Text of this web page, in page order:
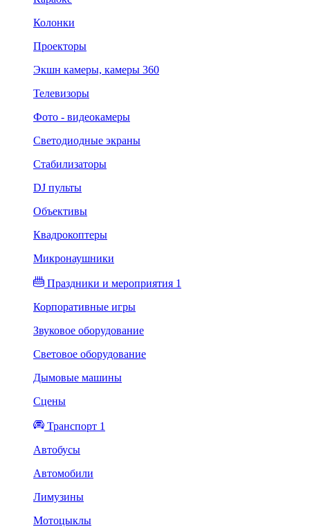
Колонки
Проекторы
Экшн камеры, камеры 360
Телевизоры
Фото - видеокамеры
Светодиодные экраны
Стабилизаторы
DJ пульты
Объективы
Квадрокоптеры
Микронаушники
Праздники и мероприятия 1
Корпоративные игры
Звуковое оборудование
Световое оборудование
Дымовые машины
Сцены
Транспорт 1
Автобусы
Автомобили
Лимузины
Мотоцыклы